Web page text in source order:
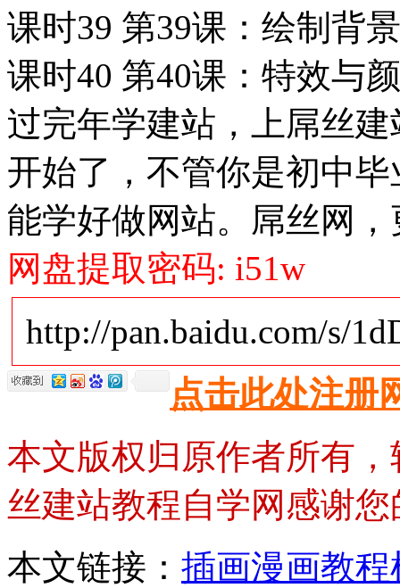
课时39 第39课：绘制背景
课时40 第40课：特效与
过完年学建站，上屌丝
开始了，不管你是初中
能学好做网站。屌丝网
网盘提取密码: i51w
http://pan.baidu.com/s/
点击此处注册
本文版权归原作者所有
丝建站教程自学网感谢
本文链接： 插画漫画教